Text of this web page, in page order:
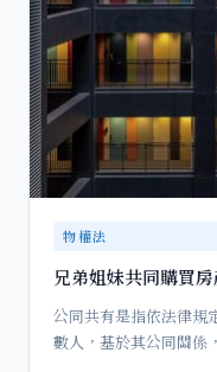
物權法
兄弟姐妹共同購買
公同共有是指依法律規
數人，基於其公同關係